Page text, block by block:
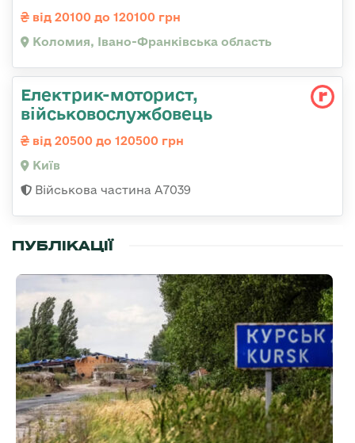
від 20100 до 120100 грн
Коломия, Івано-Франківська область
Електрик-моторист,
військовослужбовець
від 20500 до 120500 грн
Київ
Військова частина А7039
ПУБЛІКАЦІЇ